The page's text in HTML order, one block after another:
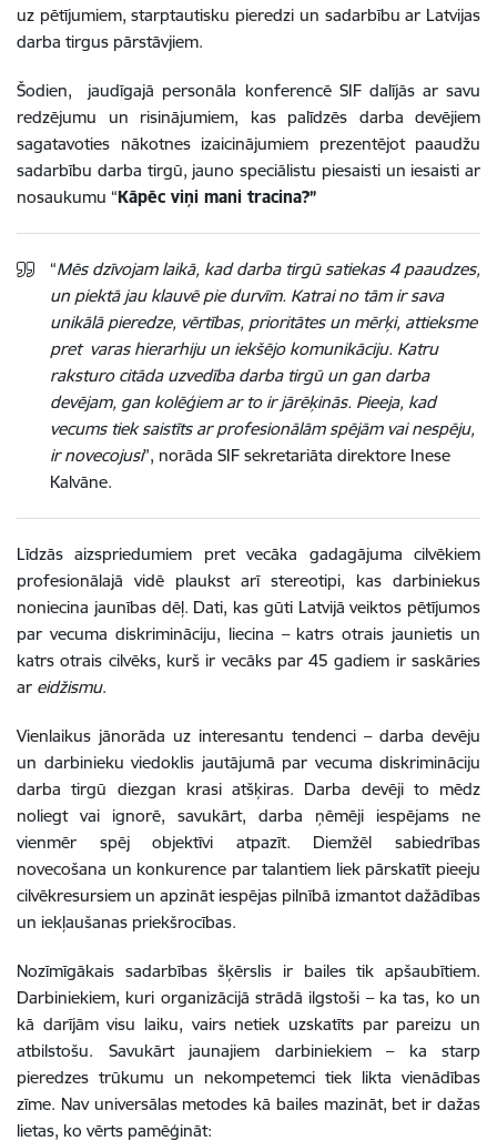
uz pētījumiem, starptautisku pieredzi un sadarbību ar Latvijas
darba tirgus pārstāvjiem.
Šodien, jaudīgajā personāla konferencē SIF dalījās ar savu
redzējumu un risinājumiem, kas palīdzēs darba devējiem
sagatavoties nākotnes izaicinājumiem prezentējot paaudžu
sadarbību darba tirgū, jauno speciālistu piesaisti un iesaisti ar
nosaukumu “Kāpēc viņi mani tracina?”
“Mēs dzīvojam laikā, kad darba tirgū satiekas 4 paaudzes,
un piektā jau klauvē pie durvīm. Katrai no tām ir sava
unikālā pieredze, vērtības, prioritātes un mērķi, attieksme
pret varas hierarhiju un iekšējo komunikāciju. Katru
raksturo citāda uzvedība darba tirgū un gan darba
devējam, gan kolēģiem ar to ir jārēķinās. Pieeja, kad
vecums tiek saistīts ar profesionālām spējām vai nespēju,
ir novecojusi”, norāda SIF sekretariāta direktore Inese
Kalvāne.
Līdzās aizspriedumiem pret vecāka gadagājuma cilvēkiem
profesionālajā vidē plaukst arī stereotipi, kas darbiniekus
noniecina jaunības dēļ. Dati, kas gūti Latvijā veiktos pētījumos
par vecuma diskrimināciju, liecina – katrs otrais jaunietis un
katrs otrais cilvēks, kurš ir vecāks par 45 gadiem ir saskāries
ar eidžismu.
Vienlaikus jānorāda uz interesantu tendenci – darba devēju
un darbinieku viedoklis jautājumā par vecuma diskrimināciju
darba tirgū diezgan krasi atšķiras. Darba devēji to mēdz
noliegt vai ignorē, savukārt, darba ņēmēji iespējams ne
vienmēr spēj objektīvi atpazīt. Diemžēl sabiedrības
novecošana un konkurence par talantiem liek pārskatīt pieeju
cilvēkresursiem un apzināt iespējas pilnībā izmantot dažādības
un iekļaušanas priekšrocības.
Nozīmīgākais sadarbības šķērslis ir bailes tik apšaubītiem.
Darbiniekiem, kuri organizācijā strādā ilgstoši – ka tas, ko un
kā darījām visu laiku, vairs netiek uzskatīts par pareizu un
atbilstošu. Savukārt jaunajiem darbiniekiem – ka starp
pieredzes trūkumu un nekompetemci tiek likta vienādības
zīme. Nav universālas metodes kā bailes mazināt, bet ir dažas
lietas, ko vērts pamēģināt: